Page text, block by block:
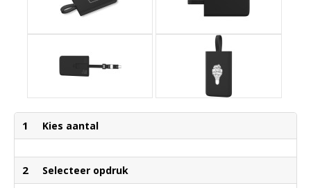
1 Kies aantal
2 Selecteer opdruk